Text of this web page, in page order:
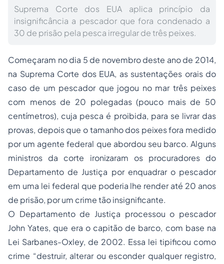
Suprema Corte dos EUA aplica princípio da
insignificância a pescador que fora condenado a
30 de prisão pela pesca irregular de três peixes.
Começaram no dia 5 de novembro deste ano de 2014,
na Suprema Corte dos EUA, as sustentações orais do
caso de um pescador que jogou no mar três peixes
com menos de 20 polegadas (pouco mais de 50
centímetros), cuja pesca é proibida, para se livrar das
provas, depois que o tamanho dos peixes fora medido
por um agente federal que abordou seu barco. Alguns
ministros da corte ironizaram os procuradores do
Departamento de Justiça por enquadrar o pescador
em uma lei federal que poderia lhe render até 20 anos
de prisão, por um crime tão insignificante.
O Departamento de Justiça processou o pescador
John Yates, que era o capitão de barco, com base na
Lei Sarbanes-Oxley, de 2002. Essa lei tipificou como
crime “destruir, alterar ou esconder qualquer registro,